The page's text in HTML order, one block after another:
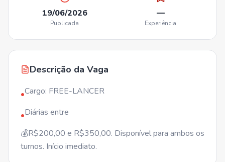
19/06/2026
Publicada
—
Experiência
Descrição da Vaga
•Cargo: FREE-LANCER
•Diárias entre
💰R$200,00 e R$350,00. Disponível para ambos os
turnos. Início imediato.